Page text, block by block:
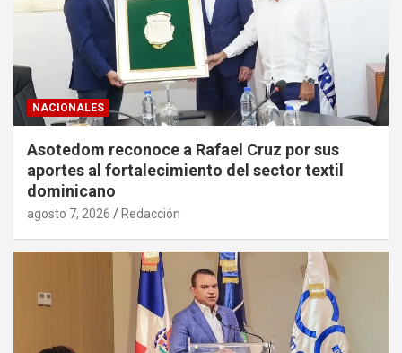
NACIONALES
Asotedom reconoce a Rafael Cruz por sus
aportes al fortalecimiento del sector textil
dominicano
agosto 7, 2026 Redacción